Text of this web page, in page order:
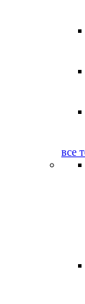
все